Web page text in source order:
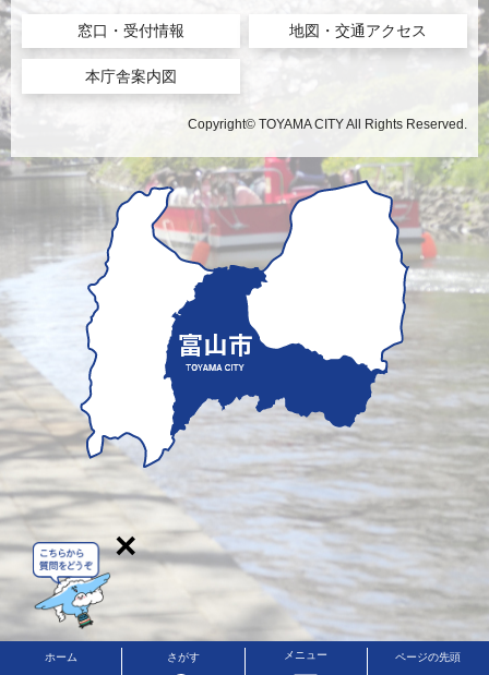
ホーム さがす メニュー ページの先頭
窓口・受付情報 地図・交通アクセス
本庁舎案内図
Copyright© TOYAMA CITY All Rights Reserved.
×